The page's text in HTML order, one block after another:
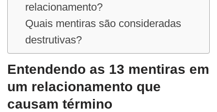
relacionamento?
Quais mentiras são consideradas
destrutivas?
Entendendo as 13 mentiras em
um relacionamento que
causam término